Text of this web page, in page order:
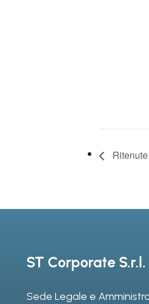
ST Corporate S.r.l.
Sede Legale e